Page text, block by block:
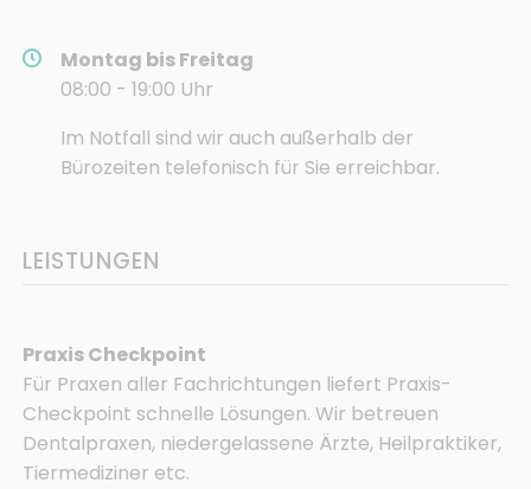
Montag bis Freitag
08:00 - 19:00 Uhr
Im Notfall sind wir auch außerhalb der
Bürozeiten telefonisch für Sie erreichbar.
LEISTUNGEN
Praxis Checkpoint
Für Praxen aller Fachrichtungen liefert Praxis­
Checkpoint schnelle Lösungen. Wir betreuen
Dentalpraxen, niedergelassene Ärzte, Heilpraktiker,
Tiermediziner etc.